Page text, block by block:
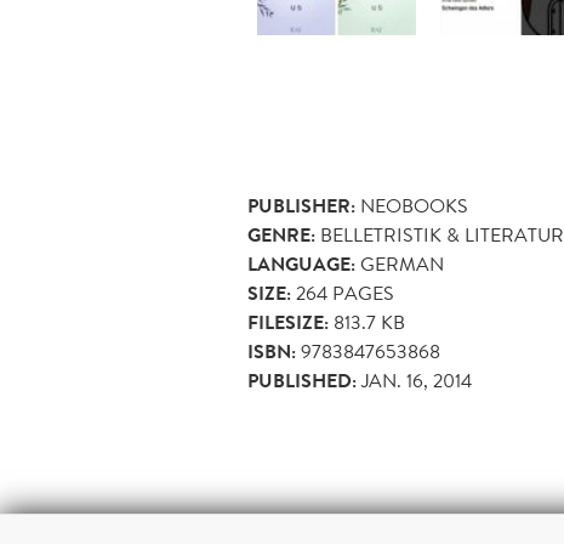
PUBLISHER: NEOBOOKS
GENRE: BELLETRISTIK & LITERATUR
LANGUAGE:GERMAN
SIZE:264 PAGES
FILESIZE: 813.7 KB
ISBN:9783847653868
PUBLISHED:JAN. 16, 2014